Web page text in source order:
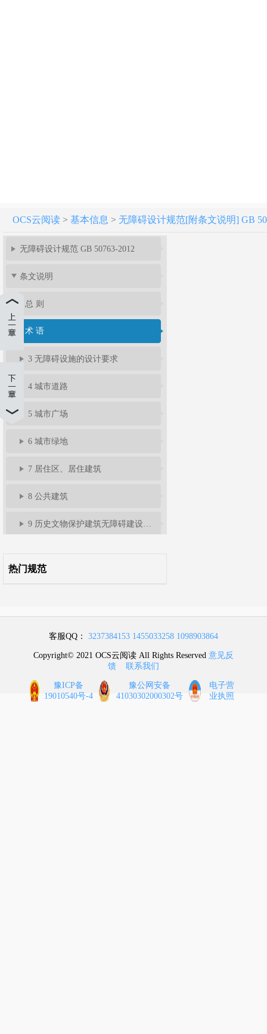
OCS云阅读> 基本信息 > 无障碍设计规范[附条文说明] GB
无障碍设计规范 GB 50763-2012
条文说明
1 总 则
2 术 语
3 无障碍设施的设计要求
4 城市道路
5 城市广场
6 城市绿地
7 居住区、居住建筑
8 公共建筑
热门规范
客服QQ： 3237384153 1455033258 1098903864
Copyright© 2021 OCS云阅读 All Rights Reserved 意见反
馈
联系我们
豫ICP备
19010540号-4
豫公网安备
41030302000302号
电子营
业执照